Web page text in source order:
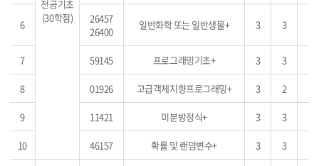
전공기초
(30학점)
6
26457
26400
일반화학 또는 일반생물+ 3 3
7 59145 프로그래밍기초+ 3 3
8 01926 고급객체지향프로그래밍+ 3 2
9 11421 미분방정식+ 3 3
10 46157 확률 및 랜덤변수+ 3 3